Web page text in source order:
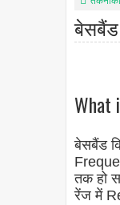
बेसबैंड
What
बेसबैंड
तक हो
रेंज में